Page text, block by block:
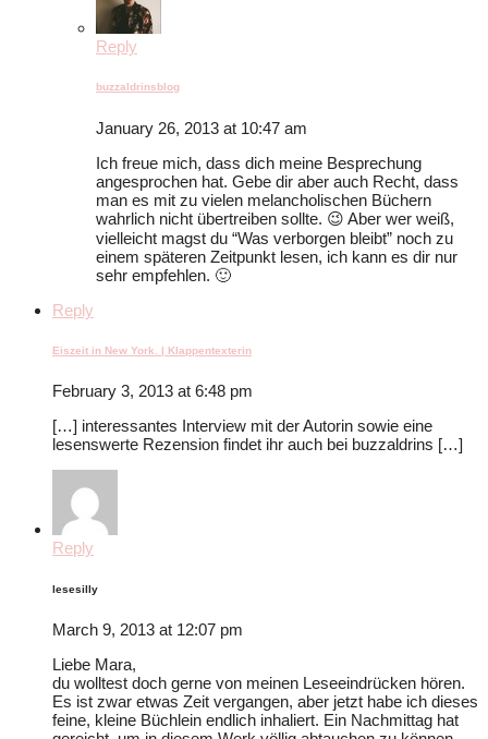
Reply
buzzaldrinsblog
January 26, 2013 at 10:47 am
Ich freue mich, dass dich meine Besprechung
angesprochen hat. Gebe dir aber auch Recht, dass
man es mit zu vielen melancholischen Büchern
wahrlich nicht übertreiben sollte. 😉 Aber wer weiß,
vielleicht magst du “Was verborgen bleibt” noch zu
einem späteren Zeitpunkt lesen, ich kann es dir nur
sehr empfehlen. 🙂
Reply
Eiszeit in New York. | Klappentexterin
February 3, 2013 at 6:48 pm
[…] interessantes Interview mit der Autorin sowie eine
lesenswerte Rezension findet ihr auch bei buzzaldrins […]
Reply
lesesilly
March 9, 2013 at 12:07 pm
Liebe Mara,
du wolltest doch gerne von meinen Leseeindrücken hören.
Es ist zwar etwas Zeit vergangen, aber jetzt habe ich dieses
feine, kleine Büchlein endlich inhaliert. Ein Nachmittag hat